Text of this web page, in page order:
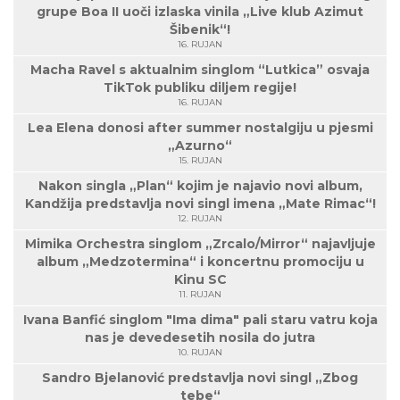
grupe Boa II uoči izlaska vinila „Live klub Azimut
Šibenik“!
16. RUJAN
Macha Ravel s aktualnim singlom “Lutkica” osvaja
TikTok publiku diljem regije!
16. RUJAN
Lea Elena donosi after summer nostalgiju u pjesmi
„Azurno“
15. RUJAN
Nakon singla „Plan“ kojim je najavio novi album,
Kandžija predstavlja novi singl imena „Mate Rimac“!
12. RUJAN
Mimika Orchestra singlom „Zrcalo/Mirror“ najavljuje
album „Medzotermina“ i koncertnu promociju u
Kinu SC
11. RUJAN
Ivana Banfić singlom "Ima dima" pali staru vatru koja
nas je devedesetih nosila do jutra
10. RUJAN
Sandro Bjelanović predstavlja novi singl „Zbog
tebe“